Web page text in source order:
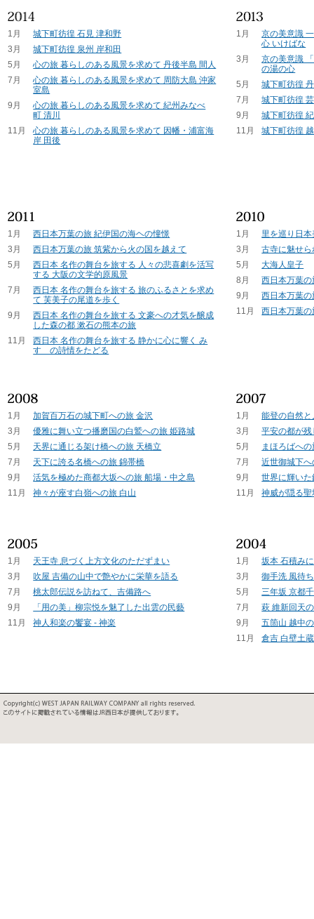
1月
城下町彷徨 石見 津和野
3月
城下町彷徨 泉州 岸和田
5月
心の旅 暮らしのある風景を求めて 丹後半島 間人
7月
心の旅 暮らしのある風景を求めて 周防大島 沖家
室島
9月
心の旅 暮らしのある風景を求めて 紀州みなべ
町 清川
11月
心の旅 暮らしのある風景を求めて 因幡・浦富海
岸 田後
1月
京の美意識
心 いけばな
3月
京の美意識
の湯の心
5月
城下町彷徨
7月
城下町彷徨
9月
城下町彷徨
11月
城下町彷徨
1月
西日本万葉の旅 紀伊国の海ヘの憧憬
3月
西日本万葉の旅 筑紫から火の国を越えて
5月
西日本 名作の舞台を旅する 人々の悲喜劇を活写
する 大阪の文学的原風景
7月
西日本 名作の舞台を旅する 旅のふるさとを求め
て 芙美子の尾道を歩く
9月
西日本 名作の舞台を旅する 文豪への才気を醸成
した森の都 漱石の熊本の旅
11月
西日本 名作の舞台を旅する 静かに心に響く み
すゞの詩情をたどる
1月
里を巡り日
3月
古寺に魅せ
5月
大海人皇子
8月
西日本万葉
9月
西日本万葉
11月
西日本万葉
1月
加賀百万石の城下町への旅 金沢
3月
優雅に舞い立つ播磨国の白鷲への旅 姫路城
5月
天界に通じる架け橋への旅 天橋立
7月
天下に誇る名橋への旅 錦帯橋
9月
活気を極めた商都大坂への旅 船場・中之島
11月
神々が座す白嶺への旅 白山
1月
能登の自然
3月
平安の都が
5月
まほろばへ
7月
近世御城下
9月
世界に輝い
11月
神威が隠る
1月
天王寺 息づく上方文化のただずまい
3月
吹屋 吉備の山中で艶やかに栄華を語る
7月
桃太郎伝説を訪ねて、吉備路へ
9月
「用の美」柳宗悦を魅了した出雲の民藝
11月
神人和楽の饗宴 - 神楽
1月
坂本 石積み
3月
御手洗 風待
5月
三年坂 京都
7月
萩 維新回天
9月
五箇山 越中
11月
倉吉 白壁土